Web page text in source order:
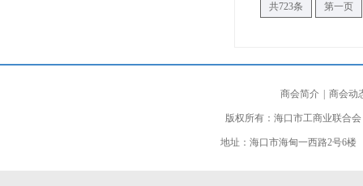
共723条 第一页
商会简介 商会动
版权所有：海口市工商业联合
地址：海口市海甸一西路2号6